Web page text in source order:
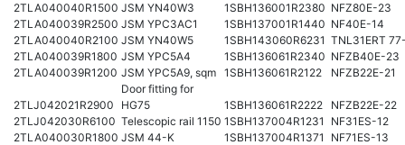
2TLA040040R1500 JSM YN40W3 1SBH136001R2380 NFZ80E-23
2TLA040039R2500 JSM YPC3AC1 1SBH137001R1440 NF40E-14
2TLA040040R2100 JSM YN40W5 1SBH143060R6231 TNL31ERT
2TLA040039R1800 JSM YPC5A4 1SBH136061R2340 NFZB40E-23
2TLA040039R1200 JSM YPC5A9, sqm 1SBH136061R2122 NFZB22E-21
2TLJ042021R2900
Door fitting for
HG75
1SBH136061R2222
NFZB22E-22
2TLJ042030R6100 Telescopic rail 1150 1SBH137004R1231
NF31ES-12
2TLA040030R1800 JSM 44-K 1SBH137004R1371
NF71ES-13